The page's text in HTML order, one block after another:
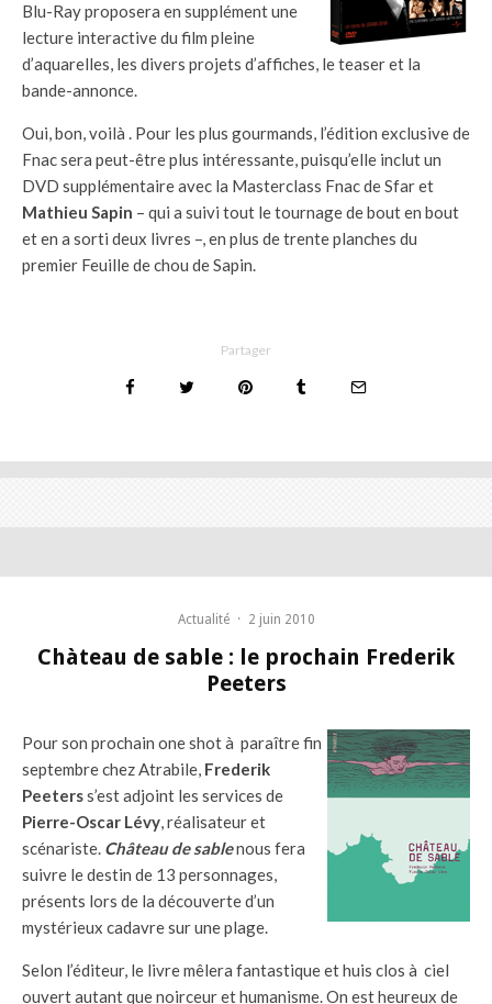
Blu-Ray proposera en supplément une
lecture interactive du film pleine
d’aquarelles, les divers projets d’affiches, le teaser et la
bande-annonce.
Oui, bon, voilà . Pour les plus gourmands, l’édition exclusive de
Fnac sera peut-être plus intéressante, puisqu’elle inclut un
DVD supplémentaire avec la Masterclass Fnac de Sfar et
Mathieu Sapin – qui a suivi tout le tournage de bout en bout
et en a sorti deux livres –, en plus de trente planches du
premier Feuille de chou de Sapin.
Partager
Actualité · 2 juin 2010
Chàteau de sable : le prochain Frederik
Peeters
Pour son prochain one shot à paraître fin
septembre chez Atrabile, Frederik
Peeterss’est adjoint les services de
Pierre-Oscar Lévy, réalisateur et
scénariste. Château de sablenous fera
suivre le destin de 13 personnages,
présents lors de la découverte d’un
mystérieux cadavre sur une plage.
Selon l’éditeur, le livre mêlera fantastique et huis clos à ciel
ouvert autant que noirceur et humanisme. On est heureux de